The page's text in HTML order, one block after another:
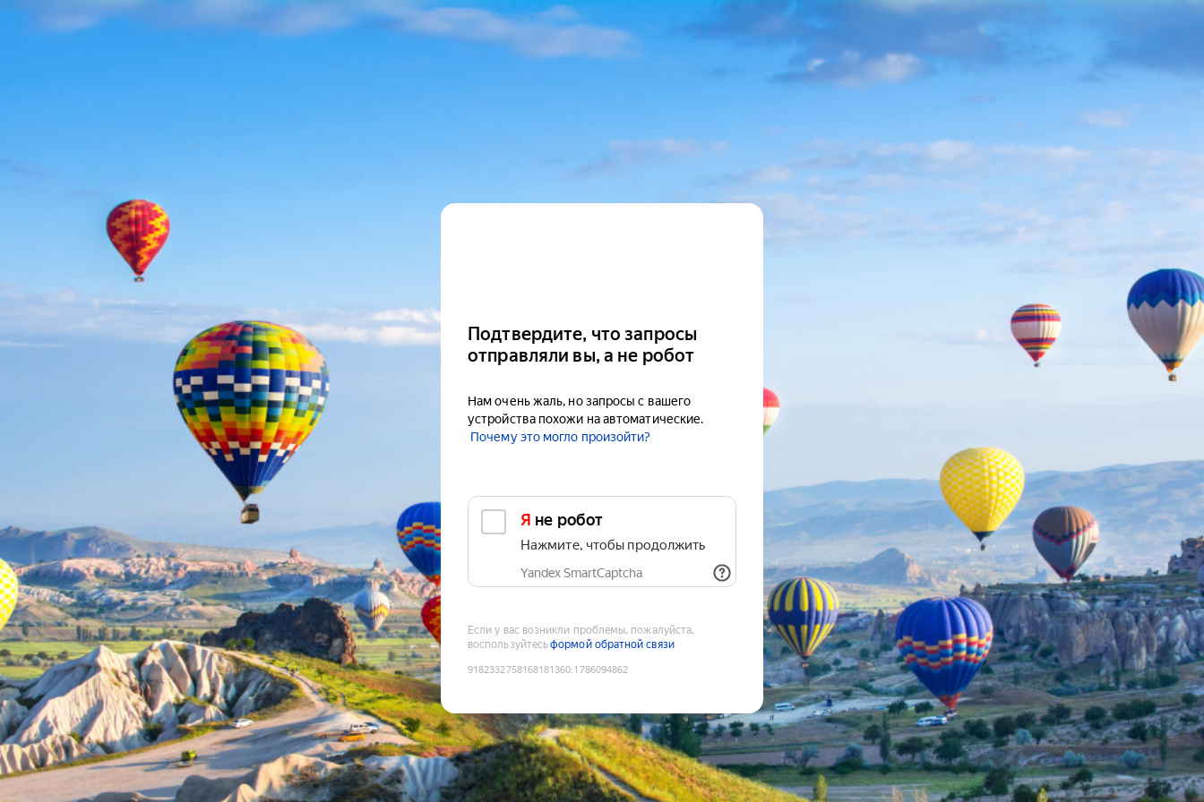
Подтвердите, что запросы
отправляли вы, а не робот
Нам очень жаль, но запросы с вашего
устройства похожи на автоматические.
Почему это могло произойти?
Я не робот
Нажмите, чтобы продолжить
Yandex SmartCaptcha
Если у вас возникли проблемы, пожалуйста,
воспользуйтесьформой обратной связи
9182332758168181360:1786094862